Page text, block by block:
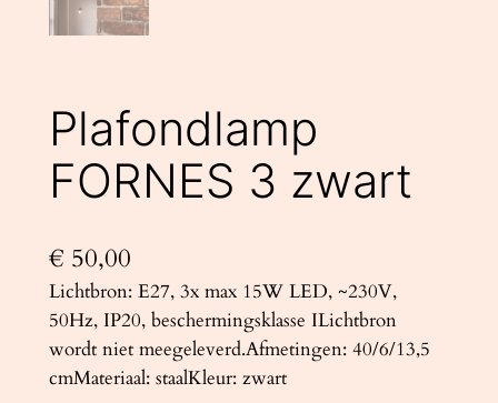
Plafondlamp
FORNES 3 zwart
€ 50,00
Lichtbron: E27, 3x max 15W LED, ~230V,
50Hz, IP20, beschermingsklasse ILichtbron
wordt niet meegeleverd.Afmetingen: 40/6/13,5
cmMateriaal: staalKleur: zwart